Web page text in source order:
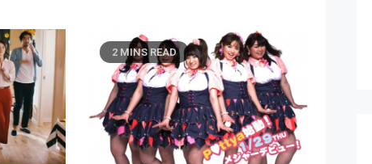
2 MINS READ